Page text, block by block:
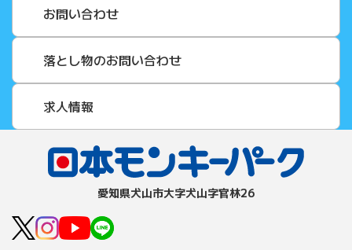
お問い合わせ
落とし物のお問い合わせ
求人情報
愛知県⽝⼭市⼤字⽝⼭字官林26